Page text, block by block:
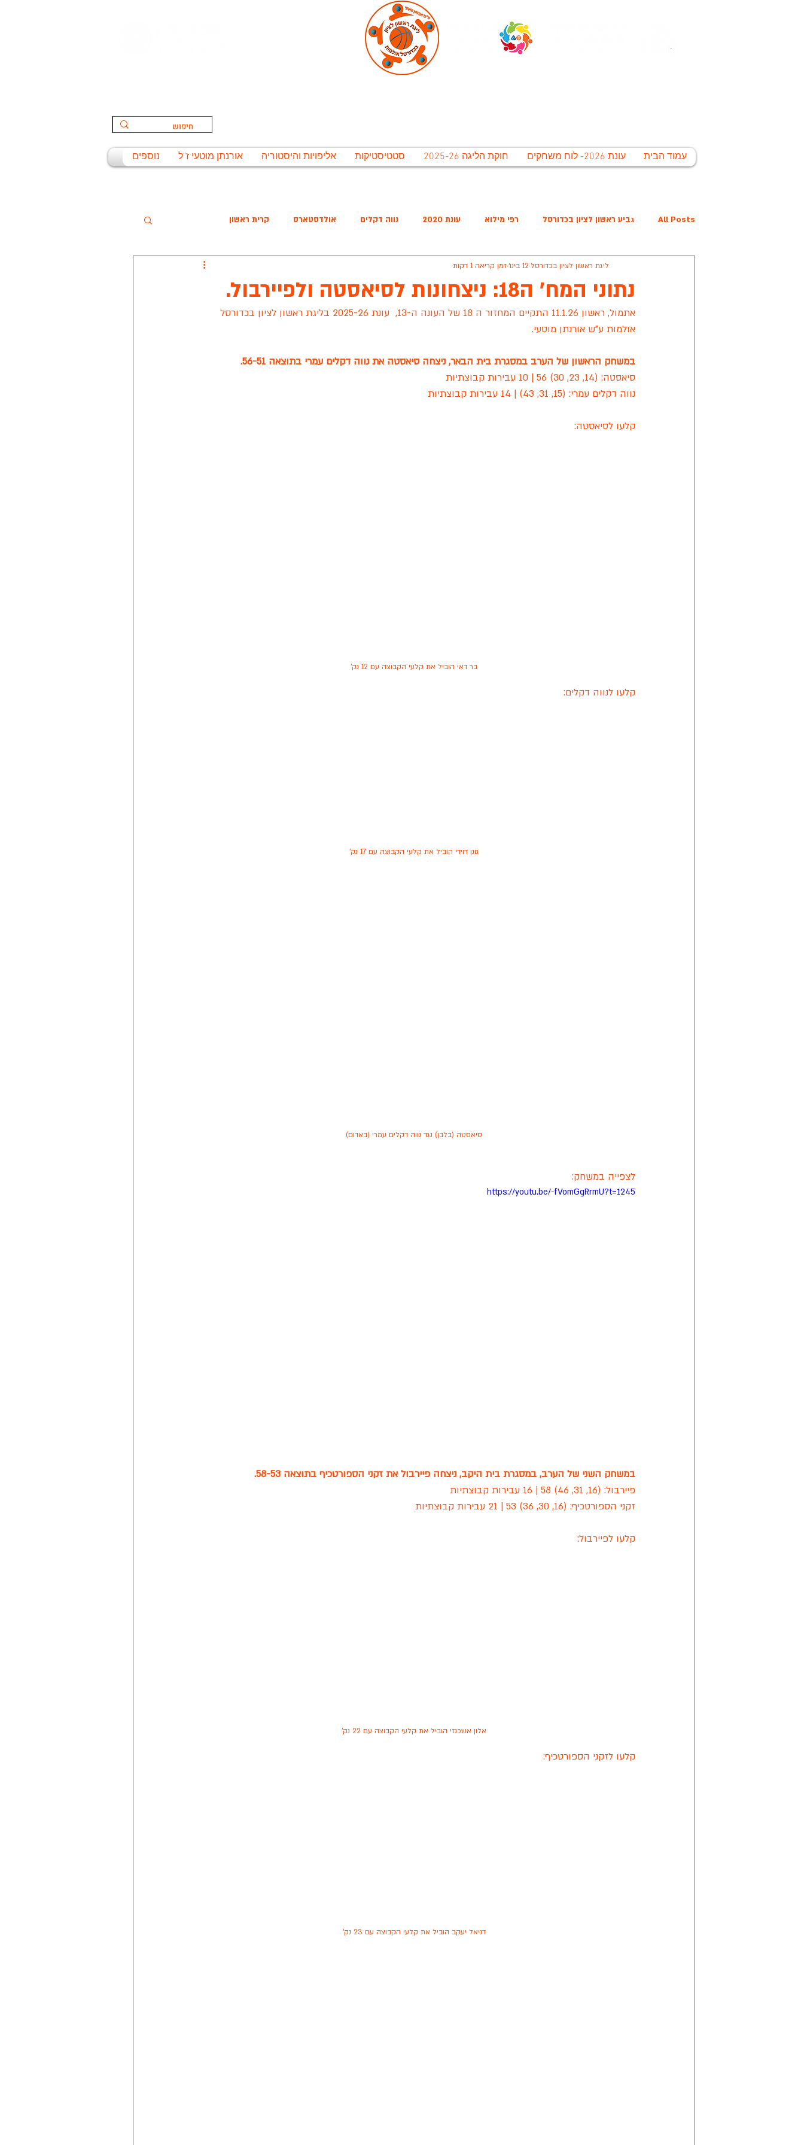
עמוד הבית עונת 2026- לוח משחקים חוקת הליגה 2025-26 סטטיסטיקות אליפויות והיסטוריה אורנתן מוטעי ז"ל נוספים
All Posts גביע ראשון לציון בכדורסל רפי מילוא עונת 2020 נווה דקלים אולדסטארס קרית ראשון
פרס נובל קרית הלאום המפציצים שישיסל האריות
אפיק ניסים מישור הנוף קרית גנים שיקגו ארונות הראל אינגליש סנטר פיינל פור עונת 2021
מתחבר ראשון לציון אליצור ראשון לציון גפן ראשון לציון הכלוב לזכרה של שירה שאשא סיאסטה חלון של מזרן איטלקי
נתוני המח' ה18: ניצחונות לסיאסטה ולפיירבול.
ליגת ראשון לציון בכדורסל12 בינו׳ זמן קריאה 1 דקות
אתמול, ראשון 11.1.26 התקיים המחזור ה 18
של העונה ה-13,  עונת 2025-26 בליגת ראשון לציון בכדורסל
אולמות ע"ש אורנתן מוטעי.
במשחק הראשון של הערב במסגרת בית הבאר, ניצחה סיאסטה את נווה דקלים עמרי בתוצאה 56-51.
סיאסטה: (14, 23, 30) 56 | 10 עבירות קבוצתיות
נווה דקלים עמרי: (15, 31, 43) | 14 עבירות קבוצתיות
קלעו לסיאסטה:
בר דאי הוביל את קלעי הקבוצה עם 12 נק'
קלעו לנווה דקלים:
גונן דוידי הוביל את קלעי הקבוצה עם 17 נק'
סיאסטה (בלבן) נגד נווה דקלים עמרי (באדום)
לצפייה במשחק:
https://youtu.be/-fVomGgRrmU?t=1245
במשחק השני של הערב, במסגרת בית היקב, ניצחה פיירבול את זקני הספורטכיף בתוצאה 58-53.
פיירבול: (16, 31, 46) 58 | 16 עבירות קבוצתיות
זקני הספורטכיף: (16, 30, 36) 53 | 21 עבירות קבוצתיות
קלעו לפיירבול:
אלון אשכנזי הוביל את קלעי הקבוצה עם 22 נק'
קלעו לזקני הספורטכיף:
דניאל יעקב הוביל את קלעי הקבוצה עם 23 נק'